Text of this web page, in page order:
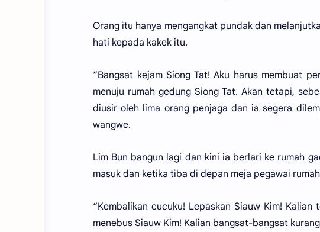
Orang itu hanya mengangkat pundak dan
hati kepada kakek itu.
“Bangsat kejam Siong Tat! Aku harus membuat
menuju rumah gedung Siong Tat. Akan tetapi,
diusir oleh lima orang penjaga dan ia segera
wangwe.
Lim Bun bangun lagi dan kini ia berlari ke rumah
masuk dan ketika tiba di depan meja pegawai
“Kembalikan cucuku! Lepaskan Siauw Kim!
menebus Siauw Kim! Kalian bangsat-bangsat